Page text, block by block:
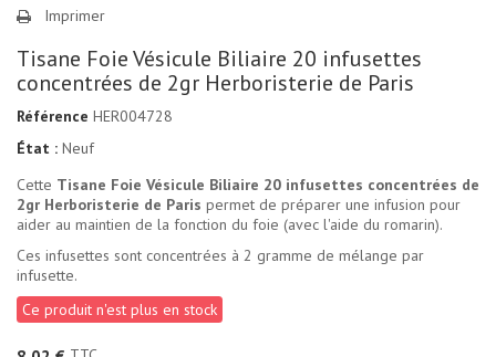
Imprimer
Tisane Foie Vésicule Biliaire 20 infusettes
concentrées de 2gr Herboristerie de Paris
Référence HER004728
État : Neuf
Cette Tisane Foie Vésicule Biliaire 20 infusettes concentrées de
2gr Herboristerie de Paris permet de préparer une infusion pour
aider au maintien de la fonction du foie (avec l'aide du romarin).
Ces infusettes sont concentrées à 2 gramme de mélange par
infusette.
Ce produit n'est plus en stock